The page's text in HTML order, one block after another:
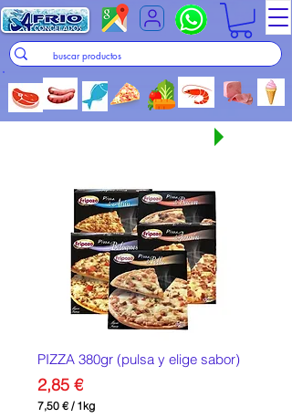
PIZZA 380gr (pulsa y elige sabor)
2,85 €Precio
7,50 € / 1kg